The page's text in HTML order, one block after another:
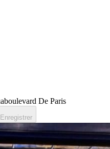
De Paris
Enregistrer